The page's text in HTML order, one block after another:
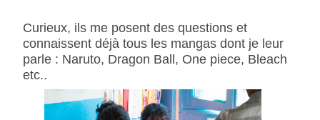
Curieux, ils me posent des questions et
connaissent déjà tous les mangas dont je leur
parle : Naruto, Dragon Ball, One piece, Bleach
etc..